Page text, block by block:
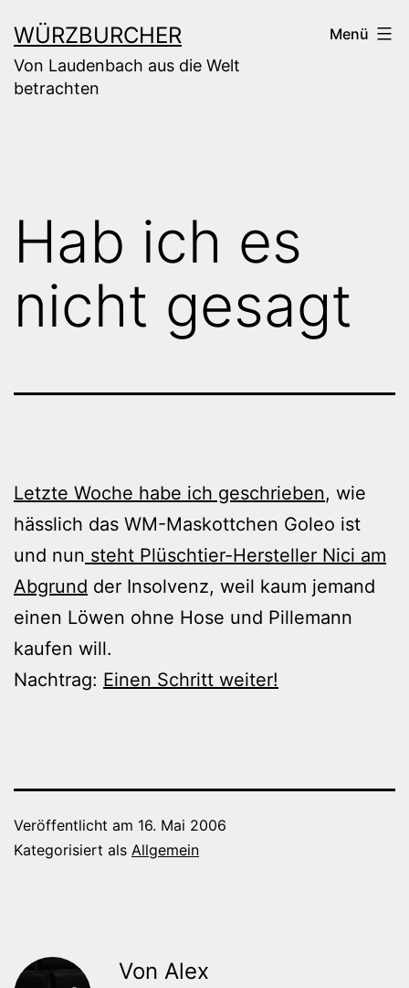
Inhalt
springen
WÜRZBURCHER
Von Laudenbach aus die Welt
betrachten
Menü
Hab ich es
nicht gesagt
Letzte Woche habe ich geschrieben, wie
hässlich das WM-Maskottchen Goleo ist
und nun steht Plüschtier-Hersteller Nici am
Abgrund der Insolvenz, weil kaum jemand
einen Löwen ohne Hose und Pillemann
kaufen will.
Nachtrag: Einen Schritt weiter!
Veröffentlicht am 16. Mai 2006
Kategorisiert als Allgemein
Von Alex